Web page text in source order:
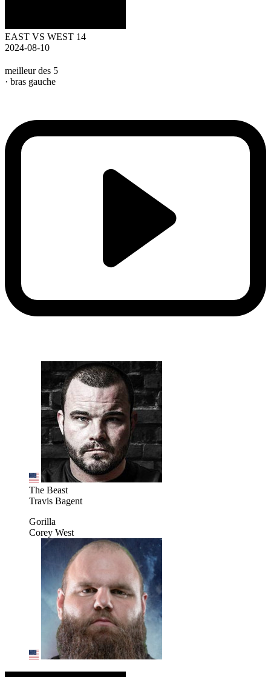
EAST VS WEST 14
2024-08-10
meilleur des 5
· bras gauche
The Beast
Travis Bagent
Gorilla
Corey West